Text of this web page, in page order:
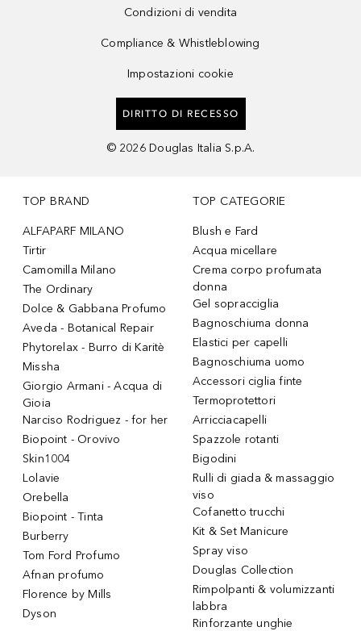
Condizioni di vendita
Compliance & Whistleblowing
Impostazioni cookie
DIRITTO DI RECESSO
© 2026 Douglas Italia S.p.A.
TOP BRAND
ALFAPARF MILANO
Tirtir
Camomilla Milano
The Ordinary
Dolce & Gabbana Profumo
Aveda - Botanical Repair
Phytorelax - Burro di Karitè
Missha
Giorgio Armani - Acqua di
Gioia
Narciso Rodriguez - for her
Biopoint - Orovivo
Skin1004
Lolavie
Orebella
Biopoint - Tinta
Burberry
Tom Ford Profumo
Afnan profumo
Florence by Mills
Dyson
TOP CATEGORIE
Blush e Fard
Acqua micellare
Crema corpo profumata
donna
Gel sopracciglia
Bagnoschiuma donna
Elastici per capelli
Bagnoschiuma uomo
Accessori ciglia finte
Termoprotettori
Arricciacapelli
Spazzole rotanti
Bigodini
Rulli di giada & massaggio
viso
Cofanetto trucchi
Kit & Set Manicure
Spray viso
Douglas Collection
Rimpolpanti & volumizzanti
labbra
Rinforzante unghie